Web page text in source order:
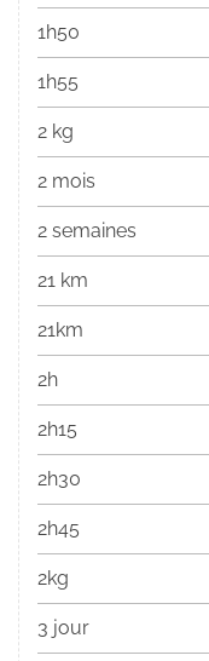
1h50
1h55
2 kg
2 mois
2 semaines
21 km
21km
2h
2h15
2h30
2h45
2kg
3 jour